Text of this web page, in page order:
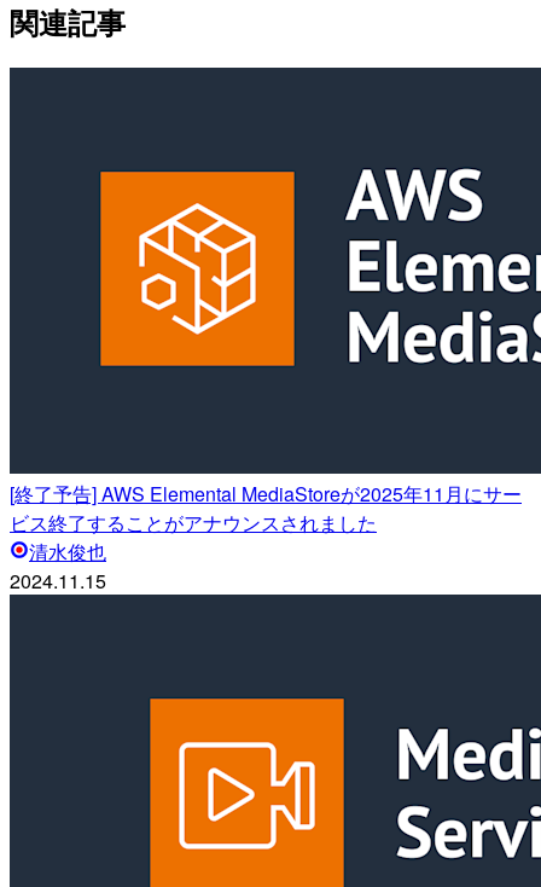
関連記事
[終了予告] AWS Elemental MediaStoreが2025年11月にサー
ビス終了することがアナウンスされました
清水俊也
2024.11.15